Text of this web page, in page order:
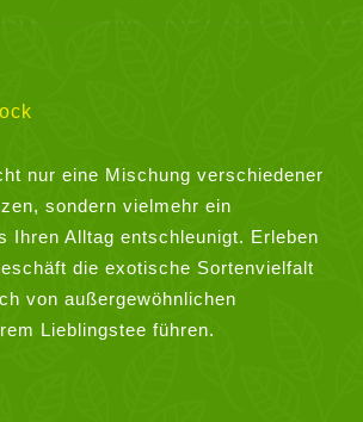
nur eine Mischung verschiedener
sondern vielmehr ein
Ihren Alltag entschleunigt. Erleben
die exotische Sortenvielfalt
von außergewöhnlichen
Lieblingstee führen.